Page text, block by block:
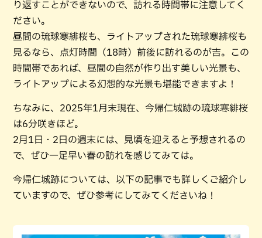
り返すことができないので、訪れる時間帯に注意してく
ださい。
昼間の琉球寒緋桜も、ライトアップされた琉球寒緋桜も
見るなら、点灯時間（18時）前後に訪れるのが吉。この
時間帯であれば、昼間の自然が作り出す美しい光景も、
ライトアップによる幻想的な光景も堪能できますよ！
ちなみに、2025年1月末現在、今帰仁城跡の琉球寒緋桜
は6分咲きほど。
2月1日・2日の週末には、見頃を迎えると予想されるの
で、ぜひ一足早い春の訪れを感じてみては。
今帰仁城跡については、以下の記事でも詳しくご紹介し
ていますので、ぜひ参考にしてみてくださいね！